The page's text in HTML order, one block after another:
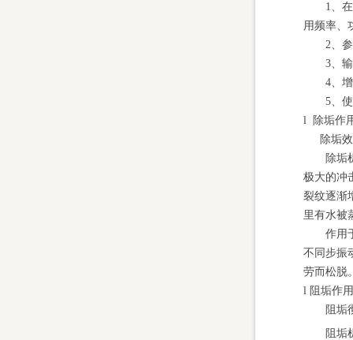
1、
用频率、
2、
3、
4、
5、
l 除垢作
除垢
除垢
极大的冲
裂纹逐渐
里有水被
作用
不同步振
劳而松脱
l 阻垢作用
阻垢
阻垢